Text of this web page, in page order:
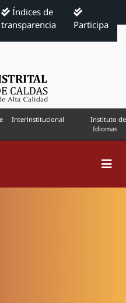
Índices de
transparencia
Participa
Interinstitucional
Instituto de
Idiomas